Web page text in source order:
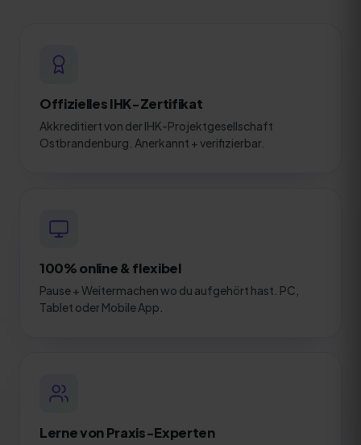
Offizielles IHK-Zertifikat
Akkreditiert von der IHK-Projektgesellschaft
Ostbrandenburg. Anerkannt + verifizierbar.
100% online & flexibel
Pause + Weitermachen wo du aufgehört hast. PC,
Tablet oder Mobile App.
Lerne von Praxis-Experten